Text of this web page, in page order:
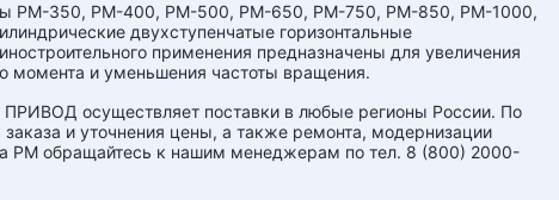
РМ-350, РМ-400, РМ-500, РМ-650, РМ-750, РМ-850, РМ-1000,
двухступенчатые горизонтальные
применения предназначены для увеличения
момента и уменьшения частоты вращения.
осуществляет поставки в любые регионы России. По
и уточнения цены, а также ремонта, модернизации
РМ обращайтесь к нашим менеджерам по тел. 8 (800) 2000-